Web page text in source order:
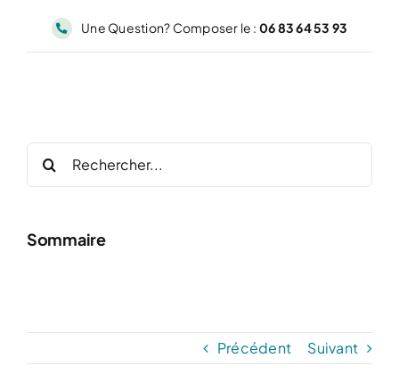
Une Question? Composer le : 06 83 64 53 93
Précédent Suivant
Rechercher:
Sommaire